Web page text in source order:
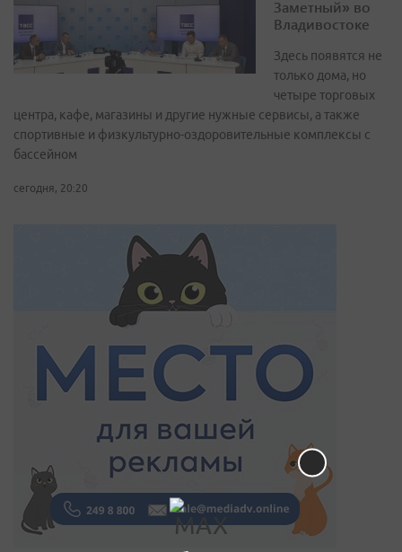
Заметный» во
Владивостоке
Здесь появятся не
только дома, но
четыре торговых
центра, кафе, магазины и другие нужные сервисы, а также
спортивные и физкультурно-оздоровительные комплексы с
бассейном
сегодня, 20:20